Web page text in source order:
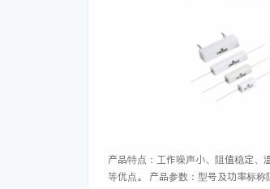
产品特点：工作噪声小、阻值稳定、
等优点。 产品参数：型号及功率标